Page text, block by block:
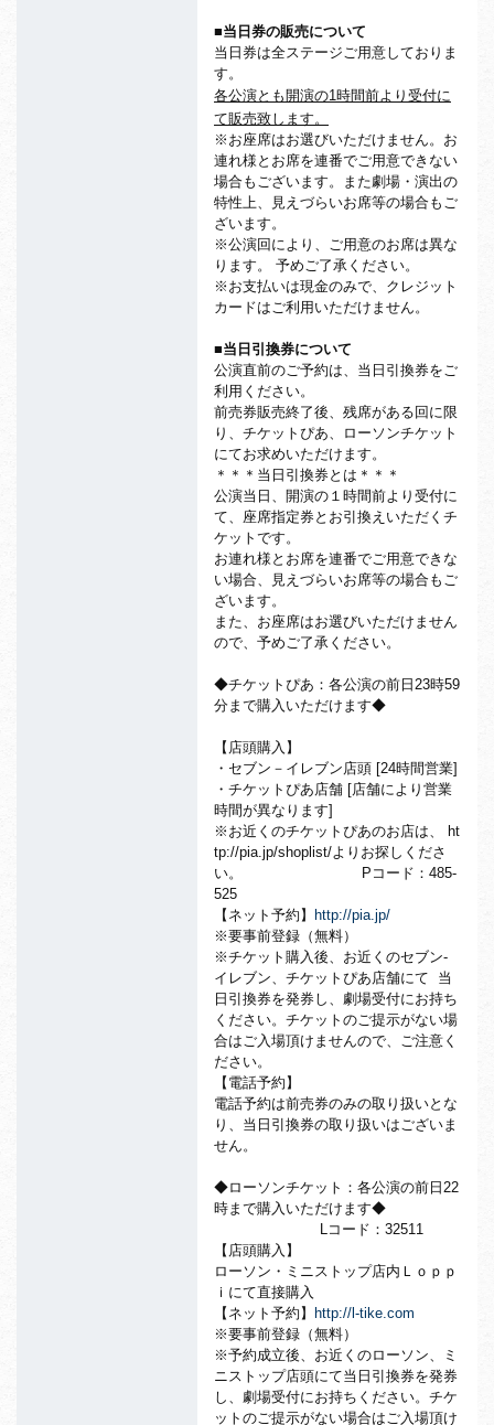
■当日券の販売について
当日券は全ステージご用意しておりま
す。
各公演とも開演の1時間前より受付に
て販売致します。
※お座席はお選びいただけません。お
連れ様とお席を連番でご用意できない
場合もございます。また劇場・演出の
特性上、見えづらいお席等の場合もご
ざいます。
※公演回により、ご用意のお席は異な
ります。 予めご了承ください。
※お支払いは現金のみで、クレジット
カードはご利用いただけません。
■当日引換券について
公演直前のご予約は、当日引換券をご
利用ください。
前売券販売終了後、残席がある回に限
り、チケットぴあ、ローソンチケット
にてお求めいただけます。
＊＊＊当日引換券とは＊＊＊
公演当日、開演の１時間前より受付に
て、座席指定券とお引換えいただくチ
ケットです。
お連れ様とお席を連番でご用意できな
い場合、見えづらいお席等の場合もご
ざいます。
また、お座席はお選びいただけません
ので、予めご了承ください。
◆チケットぴあ：各公演の前日23時59
分まで購入いただけます◆
【店頭購入】
・セブン－イレブン店頭 [24時間営業]
・チケットぴあ店舗 [店舗により営業
時間が異なります]
※お近くのチケットぴあのお店は、 ht
tp://pia.jp/shoplist/よりお探しくださ
い。 Pコード：485-
525
【ネット予約】 http://pia.jp/
※要事前登録（無料）
※チケット購入後、お近くのセブン-
イレブン、チケットぴあ店舗にて 当
日引換券を発券し、劇場受付にお持ち
ください。チケットのご提示がない場
合はご入場頂けませんので、ご注意く
ださい。
【電話予約】
電話予約は前売券のみの取り扱いとな
り、当日引換券の取り扱いはございま
せん。
◆ローソンチケット：各公演の前日22
時まで購入いただけます◆
Lコード：32511
【店頭購入】
ローソン・ミニストップ店内Ｌｏｐｐ
ｉにて直接購入
【ネット予約】 http://l-tike.com
※要事前登録（無料）
※予約成立後、お近くのローソン、ミ
ニストップ店頭にて当日引換券を発券
し、劇場受付にお持ちください。チケ
ットのご提示がない場合はご入場頂け